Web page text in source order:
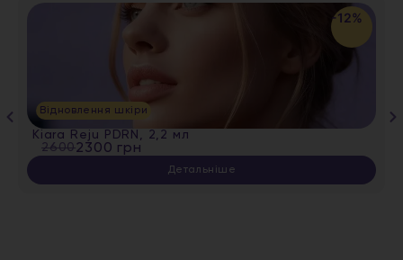
Відновлення шкіри
Kiara Reju PDRN, 2,2 мл
26002300 грн
Детальніше
-12%